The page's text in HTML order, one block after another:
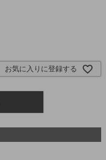
お気に入りに登録する